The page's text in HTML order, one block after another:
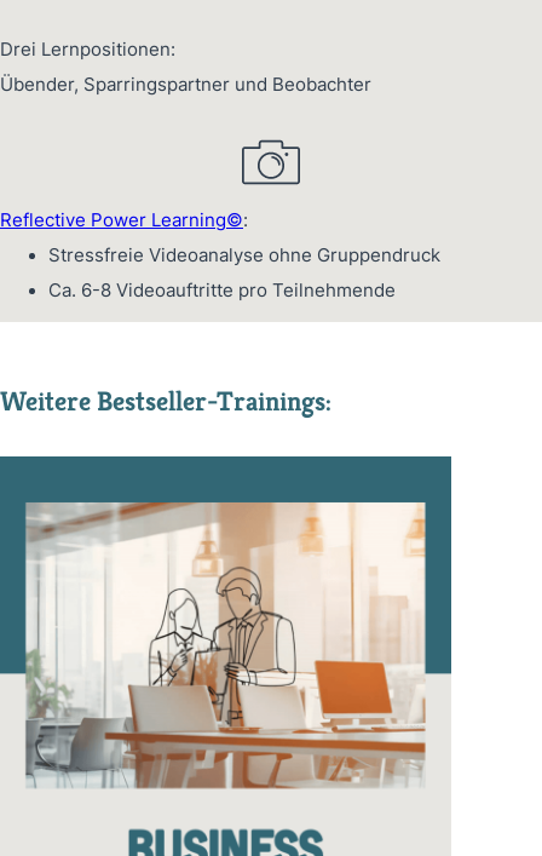
Drei Lernpositionen:
Übender, Sparringspartner und Beobachter
Reflective Power Learning©:
Stressfreie Videoanalyse ohne Gruppendruck
Ca. 6-8 Videoauftritte pro Teilnehmende
Weitere Bestseller-Trainings: